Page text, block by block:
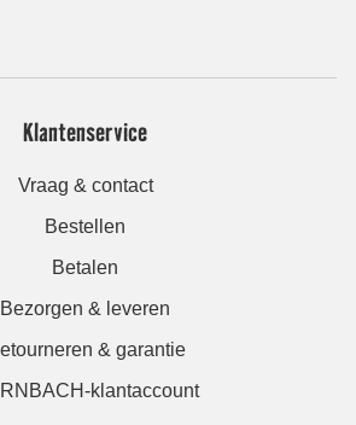
Klantenservice
Vraag & contact
Bestellen
Betalen
Bezorgen & leveren
& garantie
klantaccount